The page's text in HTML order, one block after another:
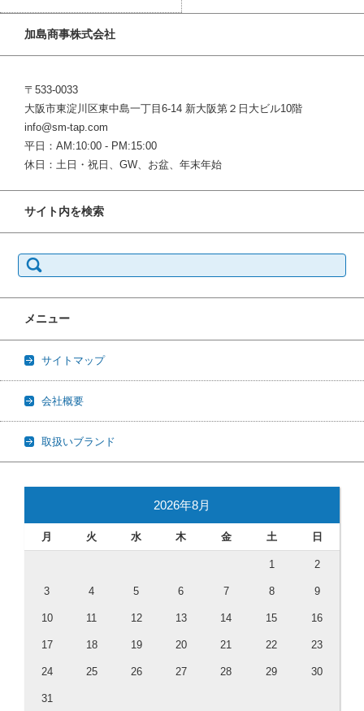
加島商事株式会社
〒533-0033
大阪市東淀川区東中島一丁目6-14 新大阪第２日大ビル10階
info@sm-tap.com
平日：AM:10:00 - PM:15:00
休日：土日・祝日、GW、お盆、年末年始
サイト内を検索
索:
メニュー
サイトマップ
会社概要
取扱いブランド
2026年8月
月 火 水 木 金 土 日
1 2
3 4 5 6 7 8 9
10 11 12 13 14 15 16
17 18 19 20 21 22 23
24 25 26 27 28 29 30
31